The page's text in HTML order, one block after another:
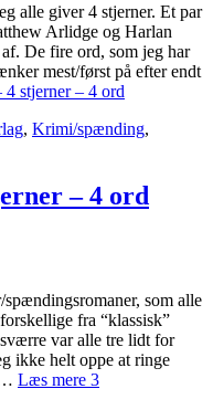
alle giver 4 stjerner. Et par
Arlidge og Harlan
De fire ord, som jeg har
mest/først på efter endt
stjerner – 4 ord
, Krimi/spænding,
– 4 ord
som alle
fra “klassisk”
var alle tre lidt for
ikke helt oppe at ringe
Læs mere 3